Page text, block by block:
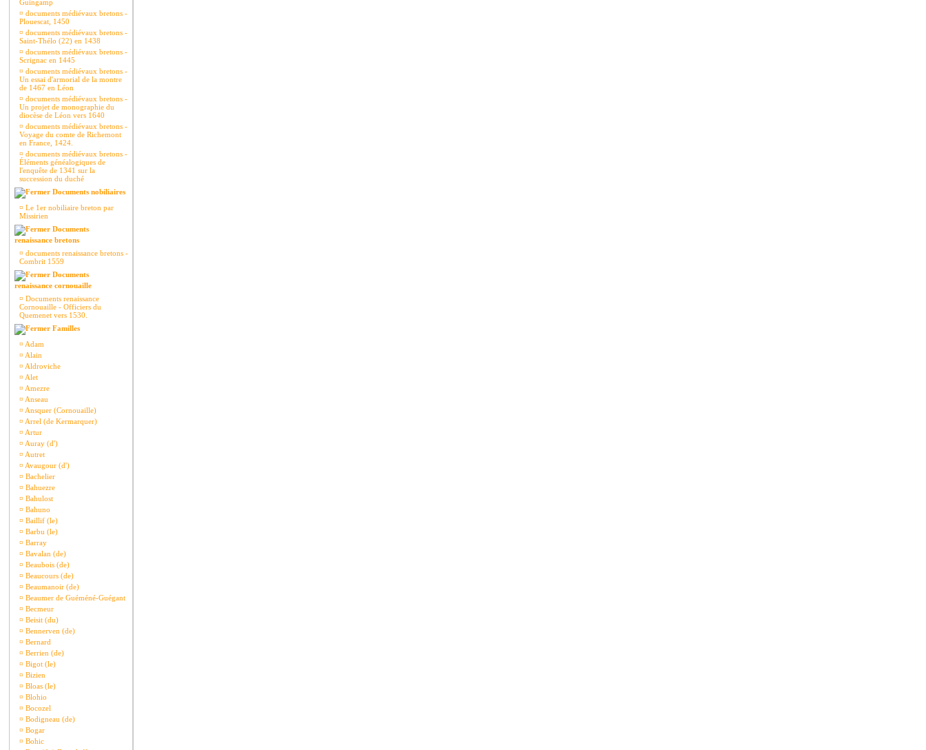
Guingamp
¤ documents médiévaux bretons -
Plouescat, 1450
¤ documents médiévaux bretons -
Saint-Thélo (22) en 1438
¤ documents médiévaux bretons -
Scrignac en 1445
¤ documents médiévaux bretons -
Un essai d'armorial de la montre
de 1467 en Léon
¤ documents médiévaux bretons -
Un projet de monographie du
diocèse de Léon vers 1640
¤ documents médiévaux bretons -
Voyage du comte de Richemont
en France, 1424.
¤ documents médiévaux bretons -
Éléments généalogiques de
l'enquête de 1341 sur la
succession du duché
Documents nobiliaires
¤ Le 1er nobiliaire breton par
Missirien
Documents
renaissance bretons
¤ documents renaissance bretons -
Combrit 1559
Documents
renaissance cornouaille
¤ Documents renaissance
Cornouaille - Officiers du
Quemenet vers 1530.
Familles
¤ Adam
¤ Alain
¤ Aldroviche
¤ Alet
¤ Amezre
¤ Anseau
¤ Ansquer (Cornouaille)
¤ Arrel (de Kermarquer)
¤ Artur
¤ Auray (d')
¤ Autret
¤ Avaugour (d')
¤ Bachelier
¤ Bahuezre
¤ Bahulost
¤ Bahuno
¤ Baillif (le)
¤ Barbu (le)
¤ Barray
¤ Bavalan (de)
¤ Beaubois (de)
¤ Beaucours (de)
¤ Beaumanoir (de)
¤ Beaumer de Guéméné-Guégant
¤ Becmeur
¤ Beisit (du)
¤ Bennerven (de)
¤ Bernard
¤ Berrien (de)
¤ Bigot (le)
¤ Bizien
¤ Bloas (le)
¤ Blohio
¤ Bocozel
¤ Bodigneau (de)
¤ Bogar
¤ Bohic